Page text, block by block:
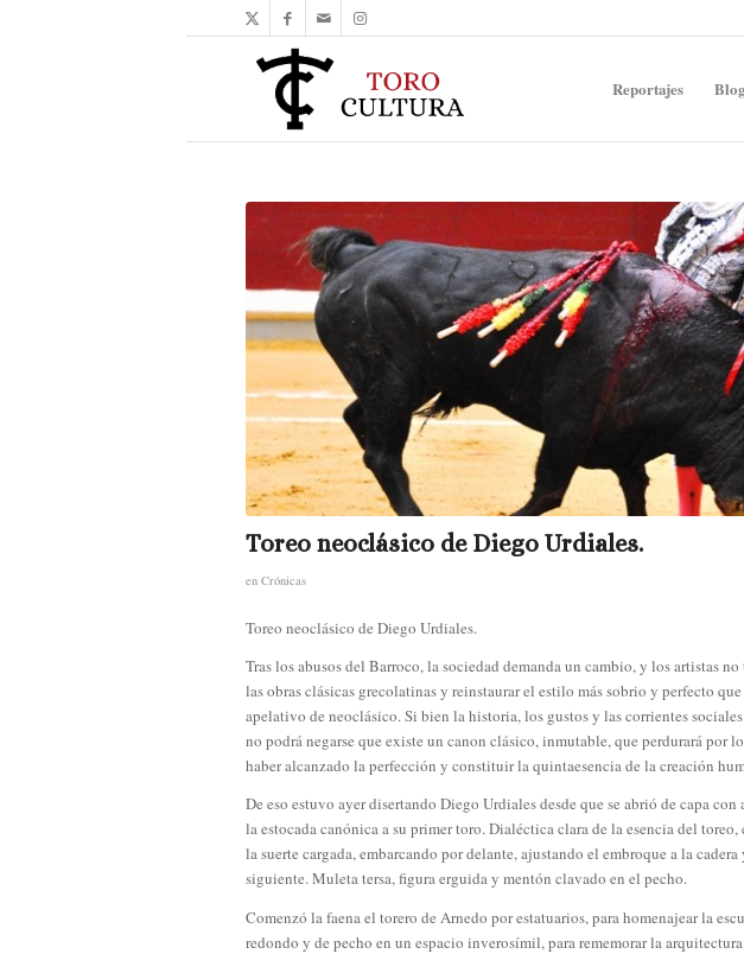
Reportajes Blog
Toreo neoclásico de Diego Urdiales.
en Crónicas
Toreo neoclásico de Diego Urdiales.
Tras los abusos del Barroco, la sociedad demanda un cambio, y los artistas
las obras clásicas grecolatinas y reinstaurar el estilo más sobrio y perfecto
apelativo de neoclásico. Si bien la historia, los gustos y las corrientes
no podrá negarse que existe un canon clásico, inmutable, que perdurará por
haber alcanzado la perfección y constituir la quintaesencia de la creación
De eso estuvo ayer disertando Diego Urdiales desde que se abrió de capa con
la estocada canónica a su primer toro. Dialéctica clara de la esencia del
la suerte cargada, embarcando por delante, ajustando el embroque a la
siguiente. Muleta tersa, figura erguida y mentón clavado en el pecho.
Comenzó la faena el torero de Arnedo por estatuarios, para homenajear la
redondo y de pecho en un espacio inverosímil, para rememorar la